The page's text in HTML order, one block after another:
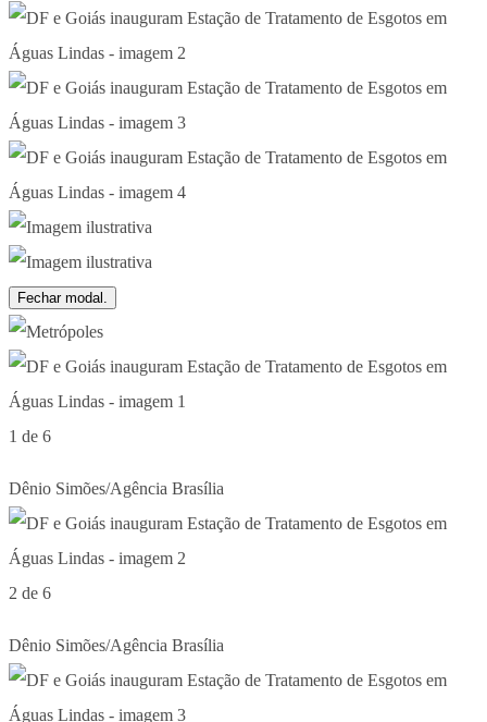
Fechar modal.
1 de 6
Dênio Simões/Agência Brasília
2 de 6
Dênio Simões/Agência Brasília